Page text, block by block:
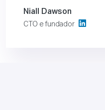
Niall Dawson
CTO e fundador